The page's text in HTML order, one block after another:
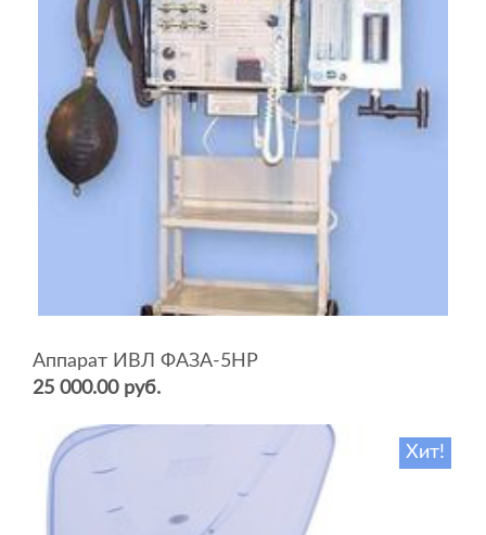
Аппарат ИВЛ ФАЗА-5НР
25 000.00 руб.
Хит!